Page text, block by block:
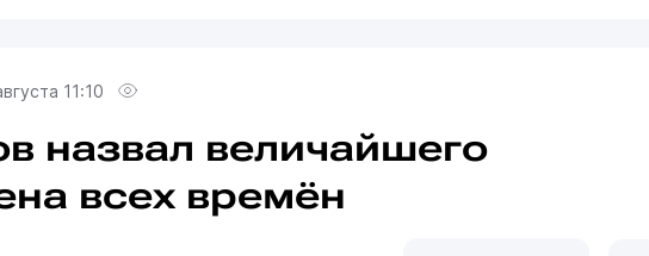
11:10
назвал величайшего
всех времён